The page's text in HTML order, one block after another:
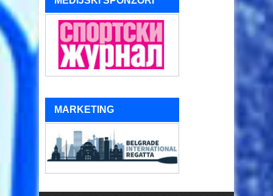
MARKETING